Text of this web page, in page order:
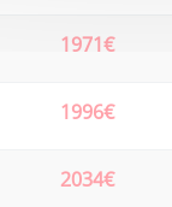
1971€
1996€
2034€